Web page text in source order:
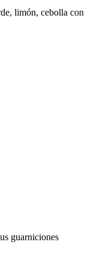
limón, cebolla con
guarniciones